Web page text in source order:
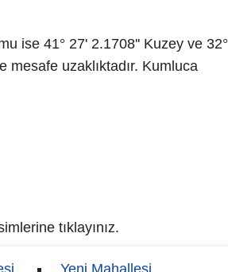
ise 41° 27' 2.1708'' Kuzey ve 32°
mesafe uzaklıktadır. Kumluca
tıklayınız.
Yeni Mahallesi